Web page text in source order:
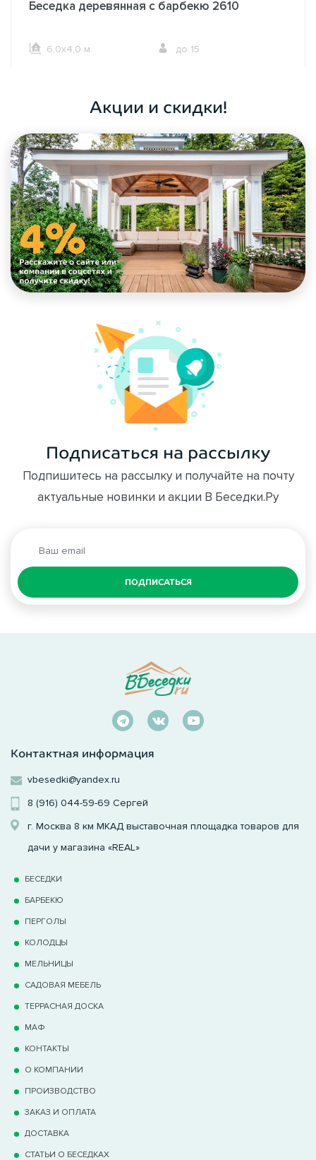
Беседка деревянная с барбекю 2610
6,0х4,0 м. до 15
Акции и скидки!
Подписаться на рассылку
Подпишитесь на рассылку и получайте на почту
актуальные новинки и акции В Беседки.Ру
ПОДПИСАТЬСЯ
Контактная информация
vbesedki@yandex.ru
8 (916) 044-59-69 Сергей
г. Москва 8 км МКАД выставочная площадка товаров для
дачи у магазина «REAL»
БЕСЕДКИ
БАРБЕКЮ
ПЕРГОЛЫ
КОЛОДЦЫ
МЕЛЬНИЦЫ
САДОВАЯ МЕБЕЛЬ
ТЕРРАCНАЯ ДОСКА
МАФ
КОНТАКТЫ
О КОМПАНИИ
ПРОИЗВОДСТВО
ЗАКАЗ И ОПЛАТА
ДОСТАВКА
СТАТЬИ О БЕСЕДКАХ